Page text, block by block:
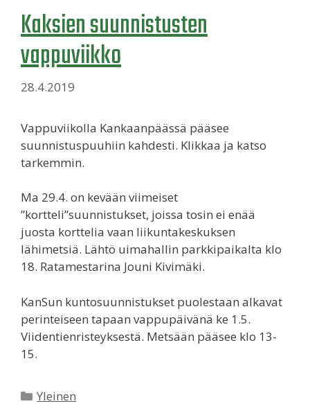
Kaksien suunnistusten
vappuviikko
28.4.2019
Vappuviikolla Kankaanpäässä pääsee
suunnistuspuuhiin kahdesti. Klikkaa ja katso
tarkemmin.
Ma 29.4. on kevään viimeiset
”kortteli”suunnistukset, joissa tosin ei enää
juosta korttelia vaan liikuntakeskuksen
lähimetsiä. Lähtö uimahallin parkkipaikalta klo
18. Ratamestarina Jouni Kivimäki.
KanSun kuntosuunnistukset puolestaan alkavat
perinteiseen tapaan vappupäivänä ke 1.5.
Viidentienristeyksestä. Metsään pääsee klo 13-
15.
Kategoriat
Yleinen